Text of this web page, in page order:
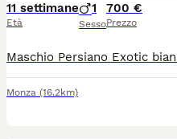
11 settimane
Età
1
Sesso
700 €
Prezzo
Monza (16.2km)